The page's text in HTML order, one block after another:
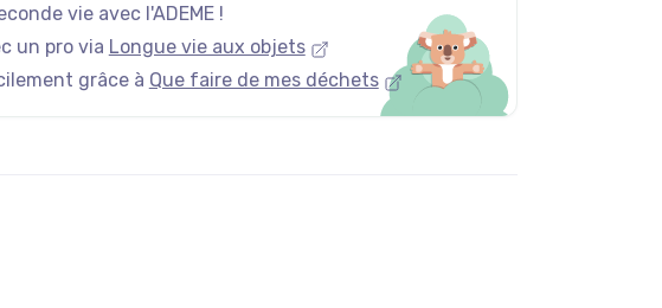
vie avec l'ADEME !
un pro via Longue vie aux objets
grâce à Que faire de mes déchets